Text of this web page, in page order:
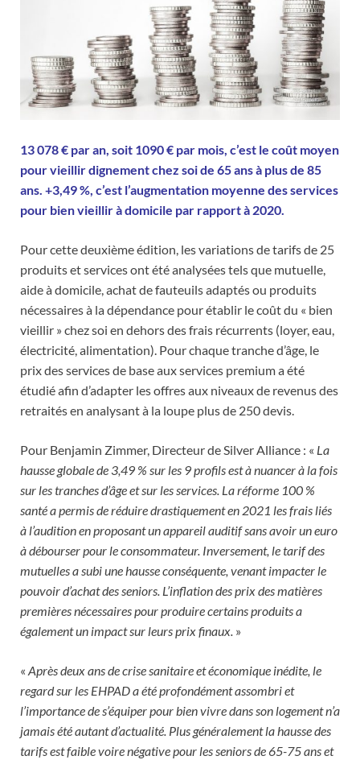
13 078 € par an, soit 1090 € par mois, c’est le coût moyen
pour vieillir dignement chez soi de 65 ans à plus de 85
ans. +3,49 %, c’est l’augmentation moyenne des services
pour bien vieillir à domicile par rapport à 2020.
Pour cette deuxième édition, les variations de tarifs de 25
produits et services ont été analysées tels que mutuelle,
aide à domicile, achat de fauteuils adaptés ou produits
nécessaires à la dépendance pour établir le coût du « bien
vieillir » chez soi en dehors des frais récurrents (loyer, eau,
électricité, alimentation). Pour chaque tranche d’âge, le
prix des services de base aux services premium a été
étudié afin d’adapter les offres aux niveaux de revenus des
retraités en analysant à la loupe plus de 250 devis.
Pour Benjamin Zimmer, Directeur de Silver Alliance : « La
hausse globale de 3,49 % sur les 9 profils est à nuancer à la fois
sur les tranches d’âge et sur les services. La réforme 100 %
santé a permis de réduire drastiquement en 2021 les frais liés
à l’audition en proposant un appareil auditif sans avoir un euro
à débourser pour le consommateur. Inversement, le tarif des
mutuelles a subi une hausse conséquente, venant impacter le
pouvoir d’achat des seniors. L’inflation des prix des matières
premières nécessaires pour produire certains produits a
également un impact sur leurs prix finaux. »
« Après deux ans de crise sanitaire et économique inédite, le
regard sur les EHPAD a été profondément assombri et
l’importance de s’équiper pour bien vivre dans son logement n’a
jamais été autant d’actualité. Plus généralement la hausse des
tarifs est faible voire négative pour les seniors de 65-75 ans et